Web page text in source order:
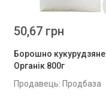
Борошно кукурудзяне
Органік 800г
Продавець: Продбаза
50,67 грн